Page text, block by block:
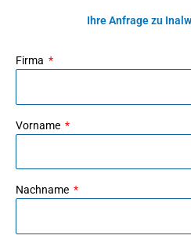
Ihre Anfrage zu
Firma
Vorname
Nachname